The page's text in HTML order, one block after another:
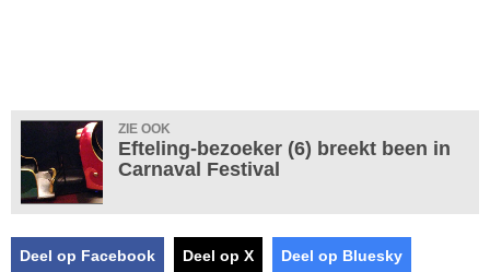
ZIE OOK
Efteling-bezoeker (6) breekt been in
Carnaval Festival
Deel op Facebook Deel op X Deel op Bluesky